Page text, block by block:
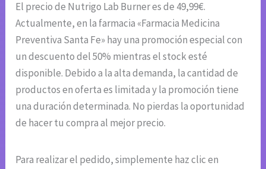
El precio de Nutrigo Lab Burner es de 49,99€.
Actualmente, en la farmacia «Farmacia Medicina
Preventiva Santa Fe» hay una promoción especial con
un descuento del 50% mientras el stock esté
disponible. Debido a la alta demanda, la cantidad de
productos en oferta es limitada y la promoción tiene
una duración determinada. No pierdas la oportunidad
de hacer tu compra al mejor precio.
Para realizar el pedido, simplemente haz clic en